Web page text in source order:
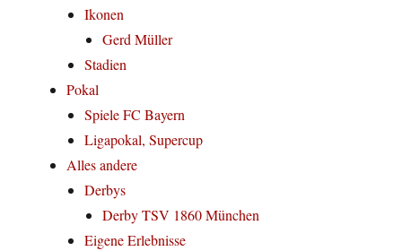
Ikonen
Gerd Müller
Stadien
Pokal
Spiele FC Bayern
Ligapokal, Supercup
Alles andere
Derbys
Derby TSV 1860 München
Eigene Erlebnisse